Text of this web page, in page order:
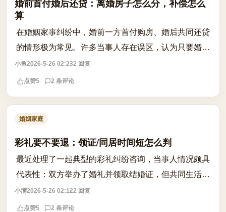
婚前首付婚后还贷：离婚房子怎么分，补偿怎么
算
在婚姻家事纠纷中，婚前一方首付购房、婚后共同还贷
的情形极为常见。许多当事人存在误区，认为只要婚后
一起还了贷款，房子就是夫妻共同财产，离婚时理应均
分。实则不然，司法实践中的处理逻辑更...
小鱼2026-5-26 02:232 回复
点赞5 2 条评论
婚姻家庭
彩礼要不要退：领证/同居时间短怎么判
最近处理了一起典型的彩礼纠纷咨询，当事人情况颇具
代表性：双方举办了婚礼并领取结婚证，但共同生活时
间极短，仅数月便因性格不合分居并起诉离婚。女方父
母认为钱已花掉，男方则坚持要求全额返...
小满2026-5-26 02:122 回复
点赞5 2 条评论